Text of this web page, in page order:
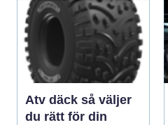
Atv däck så väljer
du rätt för din